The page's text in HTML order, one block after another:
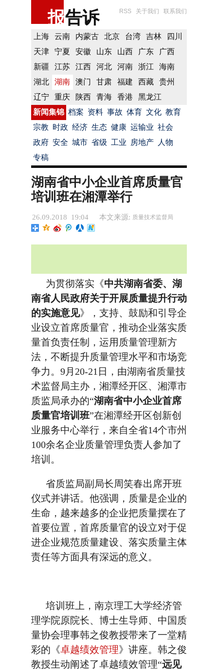
报告诉 RSS 关于我们 联系我们
上海 云南 内蒙古 北京 台湾 吉林
四川
天津
宁夏 安徽 山东 山西 广东
广西
新疆
江苏 江西 河北 河南 浙江
海南
湖北
湖南 澳门 甘肃 福建 西藏
贵州
辽宁
重庆 陕西 青海 香港
黑龙江
新闻集锦 档案 资料 事故 体育 文化 教育
宗教 时政 经济 生态 健康 运输业 社会
政府 安全 城市 省级 工业 房地产
人物
专稿
湖南省中小企业首席质量官
培训班在湘潭举行
26.09.2018 19:04 本文来源: 质量技术监督局
为贯彻落实《中共湖南省委、湖
南省人民政府关于开展质量提升行动
的实施意见》，支持、鼓励和引导企
业设立首席质量官，推动企业落实质
量首负责任制，运用质量管理新方
法，不断提升质量管理水平和市场竞
争力。9月20-21日，由湖南省质量技
术监督局主办，湘潭经开区、湘潭市
质监局承办的“湖南省中小企业首席
质量官培训班”在湘潭经开区创新创
业服务中心举行，来自全省14个市州
100余名企业质量管理负责人参加了
培训。
省质监局副局长周笑春出席开班
仪式并讲话。他强调，质量是企业的
生命，越来越多的企业把质量摆在了
首要位置，首席质量官的设立对于促
进企业规范质量建设、落实质量主体
责任等方面具有深远的意义。
培训班上，南京理工大学经济管
理学院原院长、博士生导师、中国质
量协会理事韩之俊教授带来了一堂精
彩的《卓越绩效管理》讲座。韩之俊
教授生动阐述了卓越绩效管理“远见